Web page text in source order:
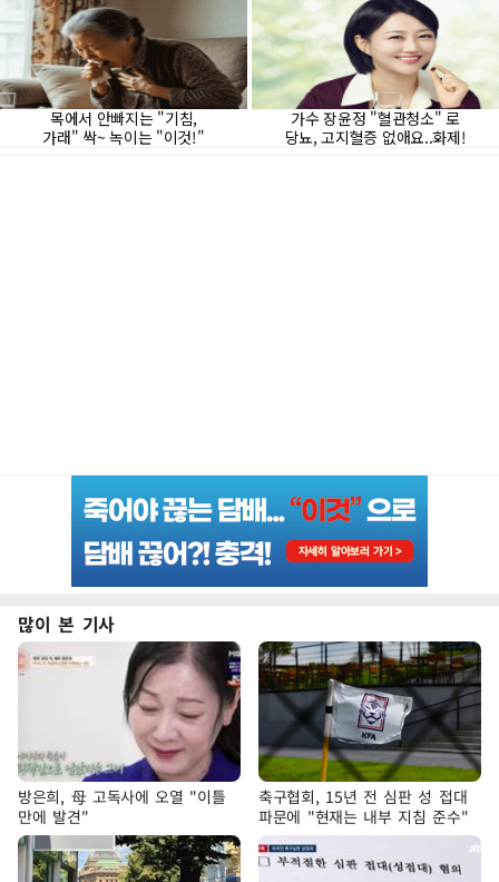
많이 본 기사
방은희, 母 고독사에 오열 "이틀
만에 발견"
축구협회, 15년 전 심판 성 접대
파문에 "현재는 내부 지침 준수"